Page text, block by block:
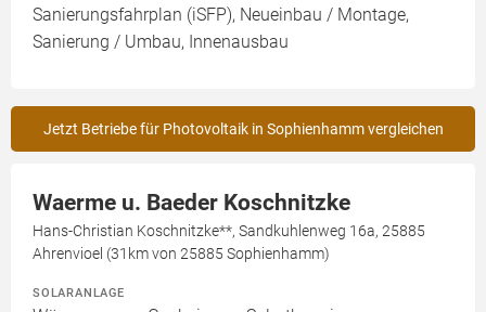
Sanierungsfahrplan (iSFP), Neueinbau / Montage,
Sanierung / Umbau, Innenausbau
Jetzt Betriebe für Photovoltaik in Sophienhamm vergleichen
Waerme u. Baeder Koschnitzke
Hans-Christian Koschnitzke**, Sandkuhlenweg 16a, 25885
Ahrenvioel (31km von 25885 Sophienhamm)
SOLARANLAGE